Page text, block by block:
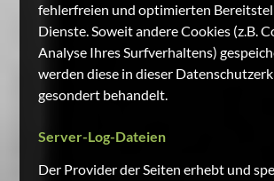
fehlerfreien und optimierten
Dienste. Soweit andere Cookies (z.B.
Analyse Ihres Surfverhaltens)
werden diese in dieser
gesondert behandelt.
Server-Log-Dateien
Der Provider der Seiten erhebt und